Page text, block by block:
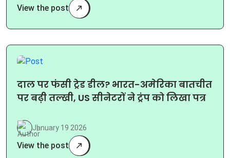
View the post
दाल पर फंसी ट्रेड डील? भारत-अमेरिका बातचीत
पर बढ़ी तल्खी, US सीनेटरों ने ट्रंप को लिखा पत्र
January 19 2026
View the post